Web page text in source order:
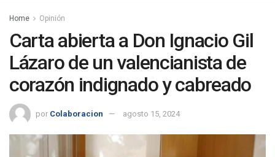
Home Opinión
Carta abierta a Don Ignacio Gil
Lázaro de un valencianista de
corazón indignado y cabreado
por Colaboracion agosto 15, 2024